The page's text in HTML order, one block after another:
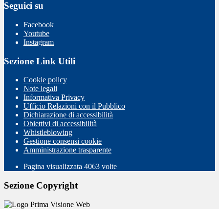
Seguici su
Facebook
Youtube
Instagram
Sezione Link Utili
Cookie policy
Note legali
Informativa Privacy
Ufficio Relazioni con il Pubblico
Dichiarazione di accessibilità
Obiettivi di accessibilità
Whistleblowing
Gestione consensi cookie
Amministrazione trasparente
Pagina visualizzata 4063 volte
Sezione Copyright